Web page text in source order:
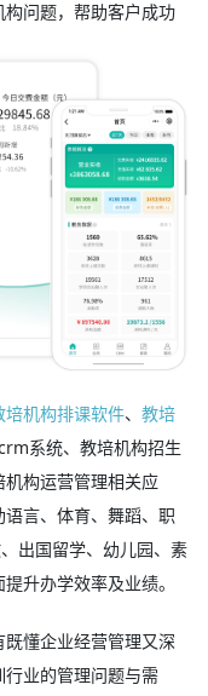
问题，帮助客户成功
培机构排课软件、教培
系统、教培机构招生
构运营管理相关应
语言、体育、舞蹈、职
出国留学、幼儿园、素
升办学效率及业绩。
懂企业经营管理又深
业的管理问题与需